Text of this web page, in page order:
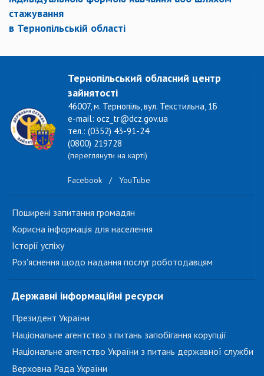
стажування
в Тернопільській області
Тернопільський обласний центр
зайнятості
46007, м. Тернопіль, вул. Текстильна, 1Б
e-mail: ocz_tr@dcz.gov.ua
тел.: (0352) 43-91-24
(0800) 219728
(переглянути на карті)
Facebook / YouTube
Поширені запитання громадян
Корисна інформація для населення
Історії успіху
Роз'яснення щодо надання послуг роботодавцям
Державні інформаційні ресурси
Президент України
Національне агентство з питань запобігання корупції
Національне агентство України з питань державної служби
Верховна Рада України